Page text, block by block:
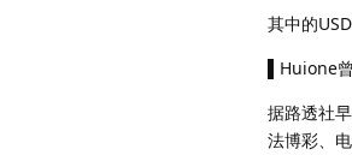
其中的
▌Huione
据路透社
法博彩、